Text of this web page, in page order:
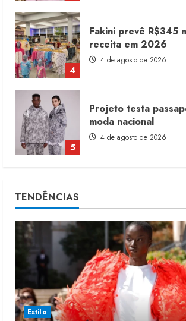
4
Fakini prevê R$345
receita em 2026
4 de agosto de 2026
5
Projeto testa
moda nacional
4 de agosto de 2026
1
2
Moda vende
produtos licenciados
6 de agosto de 2026
TENDÊNCIAS
Estilo